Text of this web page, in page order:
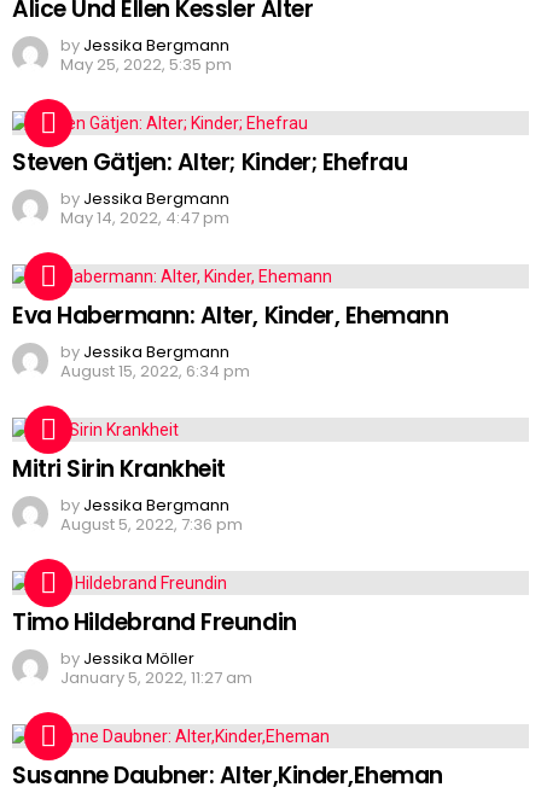
Alice Und Ellen Kessler Alter
by Jessika Bergmann
May 25, 2022, 5:35 pm
Steven Gätjen: Alter; Kinder; Ehefrau
by Jessika Bergmann
May 14, 2022, 4:47 pm
Eva Habermann: Alter, Kinder, Ehemann
by Jessika Bergmann
August 15, 2022, 6:34 pm
Mitri Sirin Krankheit
by Jessika Bergmann
August 5, 2022, 7:36 pm
Timo Hildebrand Freundin
by Jessika Möller
January 5, 2022, 11:27 am
Susanne Daubner: Alter,Kinder,Eheman